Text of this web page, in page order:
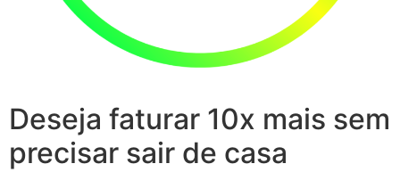
Deseja faturar 10x mais sem
precisar sair de casa